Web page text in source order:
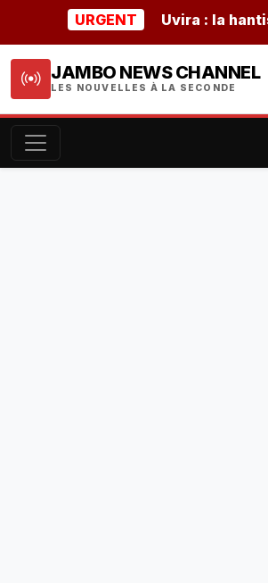
URGENT Uvira : la hantise
JAMBO NEWS CHANNEL
LES NOUVELLES À LA SECONDE